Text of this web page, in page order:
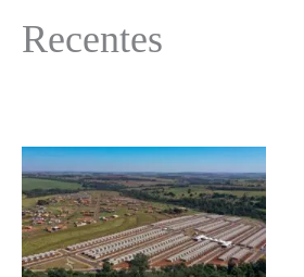
Recentes